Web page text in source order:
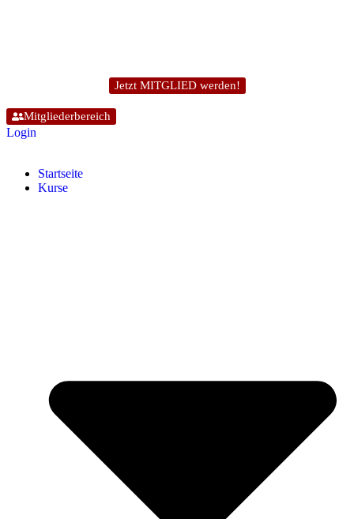
Jetzt MITGLIED werden!
Mitgliederbereich
Login
Start­sei­te
Kur­se